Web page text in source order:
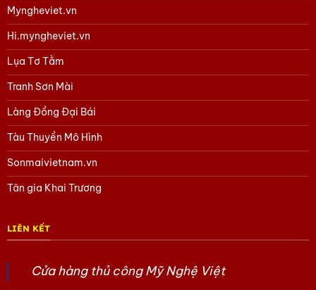
Myngheviet.vn
Hi.myngheviet.vn
Lụa Tơ Tằm
Tranh Sơn Mài
Làng Đồng Đại Bái
Tàu Thuyền Mô Hình
Sonmaivietnam.vn
Tân gia Khai Trương
LIÊN KẾT
Cửa hàng thủ công Mỹ Nghệ Việt